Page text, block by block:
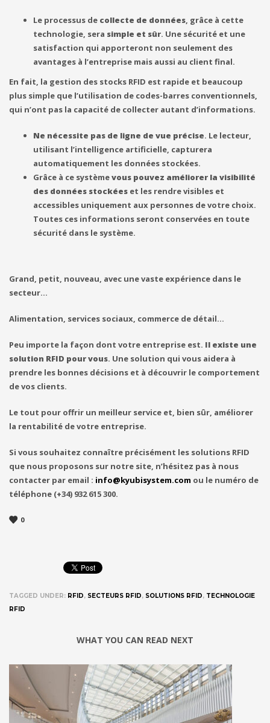
Le processus de collecte de données, grâce à cette
technologie, sera simple et sûr. Une sécurité et une
satisfaction qui apporteront non seulement des
avantages à l’entreprise mais aussi au client final.
En fait, la gestion des stocks RFID est rapide et beaucoup
plus simple que l’utilisation de codes-barres conventionnels,
qui n’ont pas la capacité de collecter autant d’informations.
Ne nécessite pas de ligne de vue précise. Le lecteur,
utilisant l’intelligence artificielle, capturera
automatiquement les données stockées.
Grâce à ce systèmevous pouvez améliorer la visibilité
des données stockées et les rendre visibles et
accessibles uniquement aux personnes de votre choix.
Toutes ces informations seront conservées en toute
sécurité dans le système.
Grand, petit, nouveau, avec une vaste expérience dans le
secteur…
Alimentation, services sociaux, commerce de détail…
Peu importe la façon dont votre entreprise est. Il existe une
solution RFID pour vous. Une solution qui vous aidera à
prendre les bonnes décisions et à découvrir le comportement
de vos clients.
Le tout pour offrir un meilleur service et, bien sûr, améliorer
la rentabilité de votre entreprise.
Si vous souhaitez connaître précisément les solutions RFID
que nous proposons sur notre site, n’hésitez pas à nous
contacter par email : info@kyubisystem.com ou le numéro de
téléphone (+34) 932 615 300.
0
TAGGED UNDER: RFID, SECTEURS RFID, SOLUTIONS RFID, TECHNOLOGIE
RFID
WHAT YOU CAN READ NEXT